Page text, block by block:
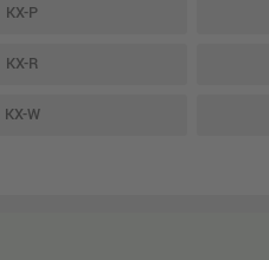
KX-P
KX-R
KX-W